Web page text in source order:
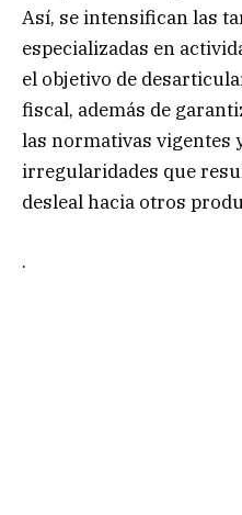
Así, se intensifican las
especializadas en
el objetivo de
fiscal, además de
las normativas vigentes
irregularidades que
desleal hacia otros
.